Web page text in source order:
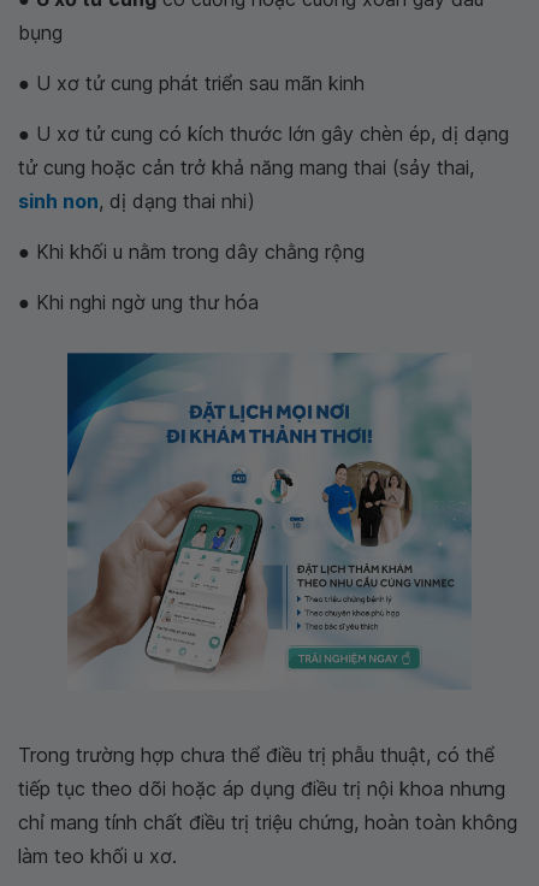
bụng
● U xơ tử cung phát triển sau mãn kinh
● U xơ tử cung có kích thước lớn gây chèn ép, dị dạng
tử cung hoặc cản trở khả năng mang thai (sảy thai,
sinh non, dị dạng thai nhi)
● Khi khối u nằm trong dây chằng rộng
● Khi nghi ngờ ung thư hóa
Trong trường hợp chưa thể điều trị phẫu thuật, có thể
tiếp tục theo dõi hoặc áp dụng điều trị nội khoa nhưng
chỉ mang tính chất điều trị triệu chứng, hoàn toàn không
làm teo khối u xơ.